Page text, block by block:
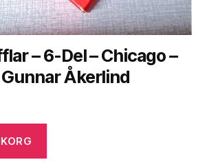
– 6-Del – Chicago –
Åkerlind